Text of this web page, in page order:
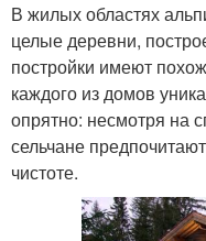
В жилых областях
целые деревни,
постройки имеют
каждого из домов
опрятно: несмотря на
сельчане
чистоте.